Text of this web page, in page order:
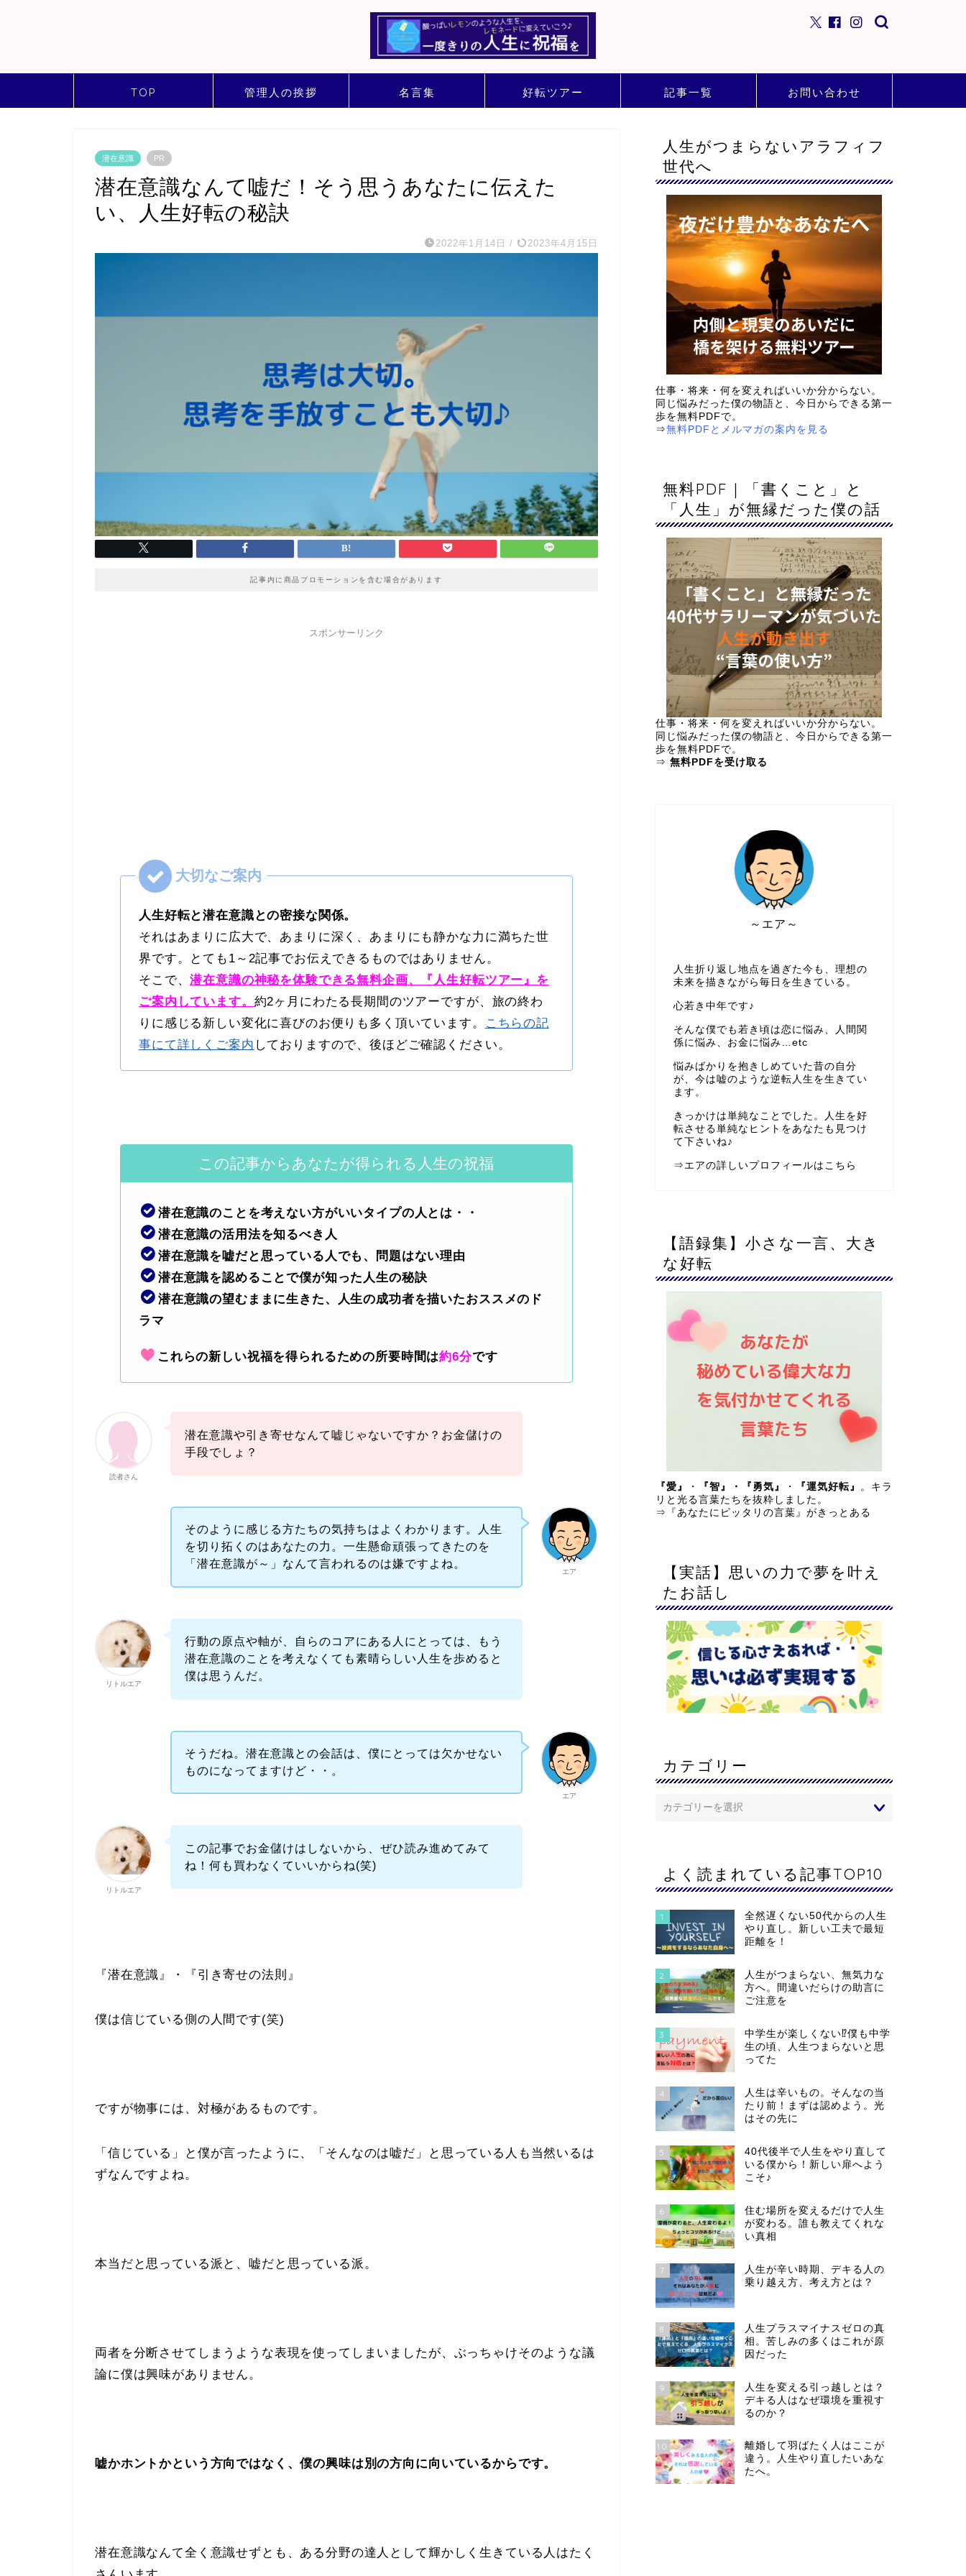
TOP 管理人の挨拶 名言集 好転ツアー 記事一覧 お問い合わせ
潜在意識 PR
潜在意識なんて嘘だ！そう思うあなたに伝えた
い、人生好転の秘訣
2022年1月14日 / 2023年4月15日
記事内に商品プロモーションを含む場合があります
スポンサーリンク
人生好転と潜在意識との密接な関係。
それはあまりに広大で、あまりに深く、あまりにも静かな力に満ちた世
界です。とても1～2記事でお伝えできるものではありません。
そこで、潜在意識の神秘を体験できる無料企画、『人生好転ツアー』を
ご案内しています。 約2ヶ月にわたる長期間のツアーですが、旅の終わ
りに感じる新しい変化に喜びのお便りも多く頂いています。
こちらの記
事にて詳しくご案内 しておりますので、後ほどご確認ください。
この記事からあなたが得られる人生の祝福
潜在意識のことを考えない方がいいタイプの人とは・・
潜在意識の活用法を知るべき人
潜在意識を嘘だと思っている人でも、問題はない理由
潜在意識を認めることで僕が知った人生の秘訣
潜在意識の望むままに生きた、人生の成功者を描いたおススメのド
ラマ
これらの新しい祝福を得られるための所要時間は約6分です
読者さん
潜在意識や引き寄せなんて嘘じゃないですか？お金儲けの
手段でしょ？
エア
そのように感じる方たちの気持ちはよくわかります。人生
を切り拓くのはあなたの力。一生懸命頑張ってきたのを
「潜在意識が～」なんて言われるのは嫌ですよね。
リトルエア
行動の原点や軸が、自らのコアにある人にとっては、もう
潜在意識のことを考えなくても素晴らしい人生を歩めると
僕は思うんだ。
エア
そうだね。潜在意識との会話は、僕にとっては欠かせない
ものになってますけど・・。
リトルエア
この記事でお金儲けはしないから、ぜひ読み進めてみて
ね！何も買わなくていいからね(笑)
『潜在意識』・『引き寄せの法則』
僕は信じている側の人間です(笑)
ですが物事には、対極があるものです。
「信じている」と僕が言ったように、「そんなのは嘘だ」と思っている人も当然いるは
ずなんですよね。
本当だと思っている派と、嘘だと思っている派。
両者を分断させてしまうような表現を使ってしまいましたが、ぶっちゃけそのような議
論に僕は興味がありません。
嘘かホントかという方向ではなく、僕の興味は別の方向に向いているからです。
潜在意識なんて全く意識せずとも、ある分野の達人として輝かしく生きている人はたく
人生がつまらないアラフィフ
世代へ
仕事・将来・何を変えればいいか分からない。
同じ悩みだった僕の物語と、今日からできる第一
歩を無料PDF で。
⇒無料PDFとメルマガの案内を見る
無料PDF｜「書くこと」と
「人生」が無縁だった僕の話
仕事・将来・何を変えればいいか分からない。
同じ悩みだった僕の物語と、今日からできる第一
歩を無料PDF で。
⇒ 無料PDFを受け取る
～エア～
人生折り返し地点を過ぎた今も、理想の
未来を描きながら毎日を生きている。
心若き中年です♪
そんな僕でも若き頃は恋に悩み、人間関
係に悩み、お金に悩み…etc
悩みばかりを抱きしめていた昔の自分
が、今は嘘のような逆転人生を生きてい
ます。
きっかけは単純なことでした。人生を好
転させる単純なヒントをあなたも見つけ
て下さいね♪
⇒ エアの詳しいプロフィールはこちら
【語録集】小さな一言、大き
な好転
『愛』 ・ 『智』・『勇気』 ・ 『運気好転』 。キラ
リと光る言葉たちを抜粋しました。
⇒
『あなたにピッタリの言葉』がきっとある
【実話】思いの力で夢を叶え
たお話し
カテゴリー
よく読まれている記事TOP10
1
全然遅くない50代からの人生
やり直し。新しい工夫で最短
距離を！
2
人生がつまらない、無気力な
方へ。間違いだらけの助言に
ご注意を
3
中学生が楽しくない⁉僕も中学
生の頃、人生つまらないと思
ってた
4
人生は辛いもの。そんなの当
たり前！まずは認めよう。光
はその先に
5
40代後半で人生をやり直して
いる僕から！新しい扉へよう
こそ♪
6
住む場所を変えるだけで人生
が変わる。誰も教えてくれな
い真相
7
人生が辛い時期、デキる人の
乗り越え方、考え方とは？
8
人生プラスマイナスゼロの真
相。苦しみの多くはこれが原
因だった
9
人生を変える引っ越しとは？
デキる人はなぜ環境を重視す
るのか？
10
離婚して羽ばたく人はここが
違う。人生やり直したいあな
たへ。